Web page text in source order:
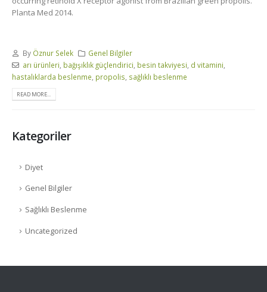
Planta Med 2014.
By Öznur Selek
Genel Bilgiler
arı ürünleri bağışıklık güçlendirici besin takviyesi d vitamini
hastalıklarda beslenme propolis sağlıklı beslenme
READ MORE...
Kategoriler
Diyet
Genel Bilgiler
Sağlıklı Beslenme
Uncategorized